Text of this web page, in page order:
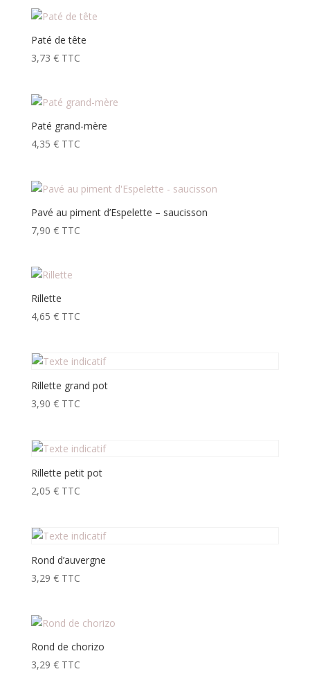
Paté de tête
3,73 € TTC
Paté grand-mère
4,35 € TTC
Pavé au piment d’Espelette – saucisson
7,90 € TTC
Rillette
4,65 € TTC
Rillette grand pot
3,90 € TTC
Rillette petit pot
2,05 € TTC
Rond d’auvergne
3,29 € TTC
Rond de chorizo
3,29 € TTC